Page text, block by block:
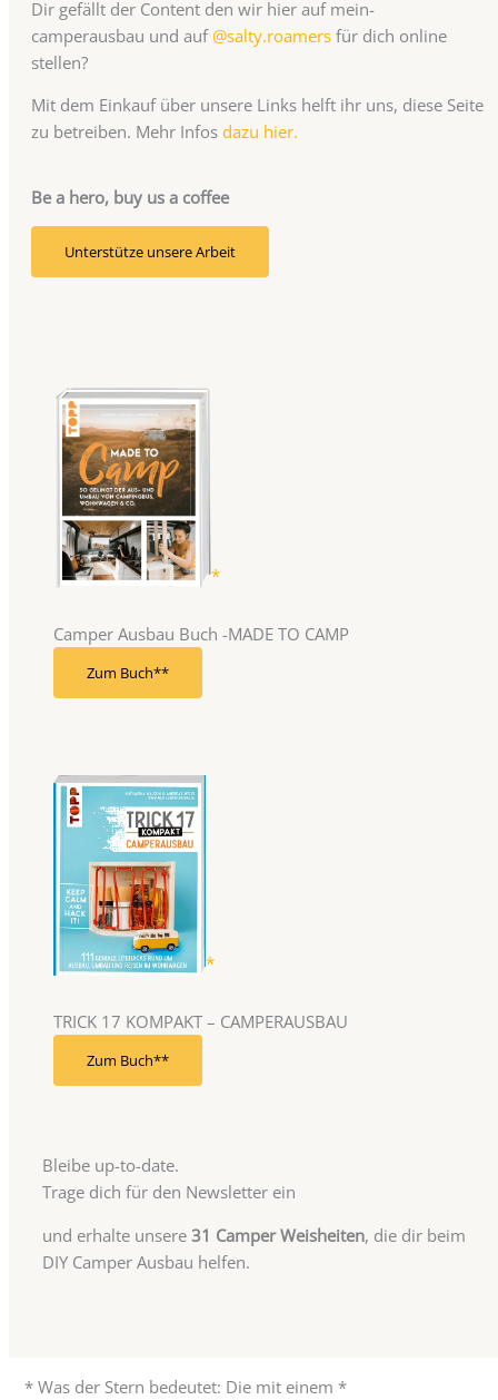
Dir gefällt der Content den wir hier auf mein-
camperausbau und auf@salty.roamersfür dich online
stellen?
Mit dem Einkauf über unsere Links helft ihr uns, diese Seite
zu betreiben. Mehr Infos dazu hier.
Be a hero, buy us a coffee
Unterstütze unsere Arbeit
Camper Ausbau Buch -MADE TO CAMP
Zum Buch*
TRICK 17 KOMPAKT – CAMPERAUSBAU
Zum Buch*
Bleibe up-to-date.
Trage dich für den Newsletter ein
und erhalte unsere31 Camper Weisheiten, die dir beim
DIY Camper Ausbau helfen.
* Was der Stern bedeutet: Die mit einem *